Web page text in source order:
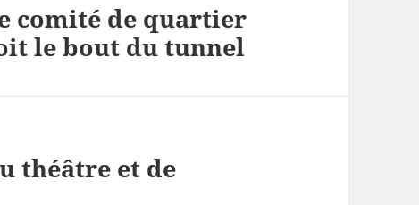
comité de quartier
le bout du tunnel
théâtre et de